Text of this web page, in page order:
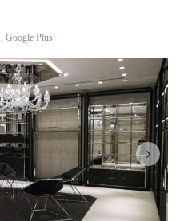
, Google Plus